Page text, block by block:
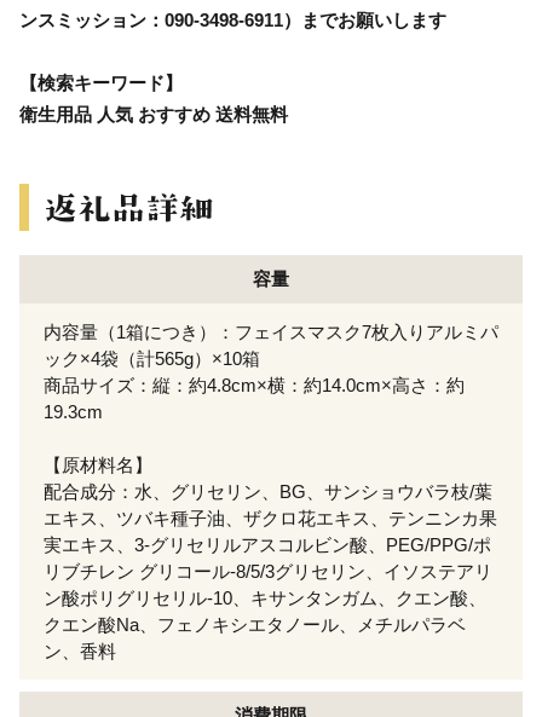
ンスミッション：090-3498-6911）までお願いします
【検索キーワード】
衛生用品 人気 おすすめ 送料無料
容量
内容量（1箱につき）：フェイスマスク7枚入りアルミパ
ック×4袋（計565g）×10箱
商品サイズ：縦：約4.8cm×横：約14.0cm×高さ：約
19.3cm
【原材料名】
配合成分：水、グリセリン、BG、サンショウバラ枝/葉
エキス、ツバキ種子油、ザクロ花エキス、テンニンカ果
実エキス、3-グリセリルアスコルビン酸、PEG/PPG/ポ
リブチレン グリコール-8/5/3グリセリン、イソステアリ
ン酸ポリグリセリル-10、キサンタンガム、クエン酸、
クエン酸Na、フェノキシエタノール、メチルパラベ
ン、香料